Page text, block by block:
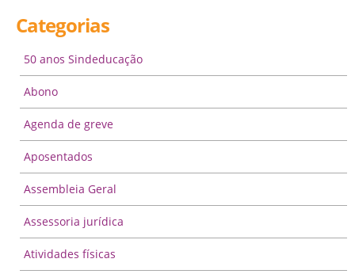
Categorias
50 anos Sindeducação
Abono
Agenda de greve
Aposentados
Assembleia Geral
Assessoria jurídica
Atividades físicas